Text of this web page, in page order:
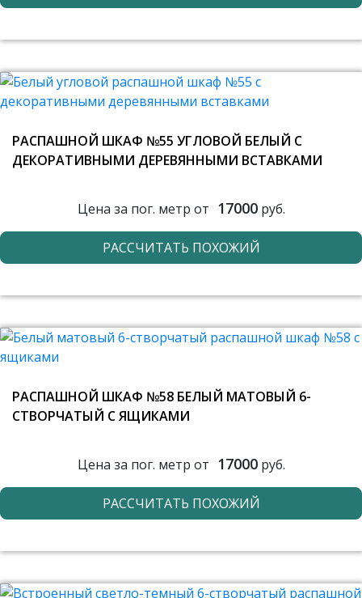
РАСПАШНОЙ ШКАФ №55 УГЛОВОЙ БЕЛЫЙ С
ДЕКОРАТИВНЫМИ ДЕРЕВЯННЫМИ ВСТАВКАМИ
Цена за пог. метр от 17000руб.
РАССЧИТАТЬ ПОХОЖИЙ
РАСПАШНОЙ ШКАФ №58 БЕЛЫЙ МАТОВЫЙ 6-
СТВОРЧАТЫЙ С ЯЩИКАМИ
Цена за пог. метр от 17000руб.
РАССЧИТАТЬ ПОХОЖИЙ